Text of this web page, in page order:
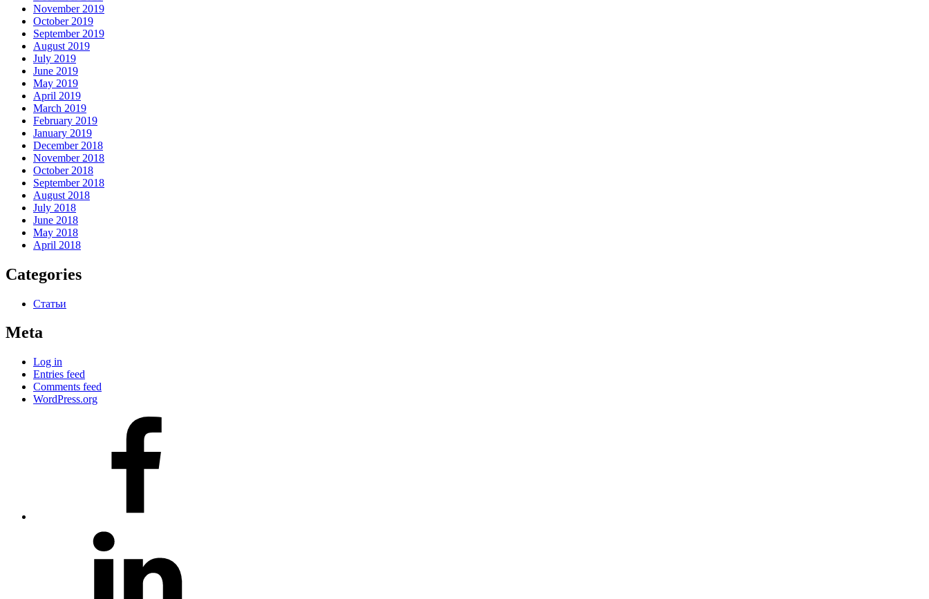
November 2019
October 2019
September 2019
August 2019
July 2019
June 2019
May 2019
April 2019
March 2019
February 2019
January 2019
December 2018
November 2018
October 2018
September 2018
August 2018
July 2018
June 2018
May 2018
April 2018
Categories
Статьи
Meta
Log in
Entries feed
Comments feed
WordPress.org